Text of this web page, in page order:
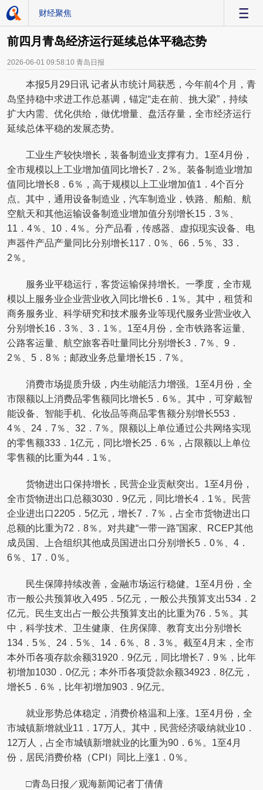
财经聚焦
前四月青岛经济运行延续总体平稳态势
2026-06-01 09:58:10 青岛日报
本报5月29日讯 记者从市统计局获悉，今年前4个月，青
岛坚持稳中求进工作总基调，锚定“走在前、挑大梁”，持续
扩大内需、优化供给，做优增量、盘活存量，全市经济运行
延续总体平稳的发展态势。
工业生产较快增长，装备制造业支撑有力。1至4月份，
全市规模以上工业增加值同比增长7．2％。装备制造业增加
值同比增长8．6％，高于规模以上工业增加值1．4个百分
点。其中，通用设备制造业，汽车制造业，铁路、船舶、航
空航天和其他运输设备制造业增加值分别增长15．3％、
11．4％、10．4％。分产品看，传感器、虚拟现实设备、电
声器件产品产量同比分别增长117．0％、66．5％、33．
2％。
服务业平稳运行，客货运输保持增长。一季度，全市规
模以上服务业企业营业收入同比增长6．1％。其中，租赁和
商务服务业、科学研究和技术服务业等现代服务业营业收入
分别增长16．3％、3．1％。1至4月份，全市铁路客运量、
公路客运量、航空旅客吞吐量同比分别增长3．7％、9．
2％、5．8％；邮政业务总量增长15．7％。
消费市场提质升级，内生动能活力增强。1至4月份，全
市限额以上消费品零售额同比增长5．6％。其中，可穿戴智
能设备、智能手机、化妆品等商品零售额分别增长553．
4％、24．7％、32．7％。限额以上单位通过公共网络实现
的零售额333．1亿元，同比增长25．6％，占限额以上单位
零售额的比重为44．1％。
货物进出口保持增长，民营企业贡献突出。1至4月份，
全市货物进出口总额3030．9亿元，同比增长4．1％。民营
企业进出口2205．5亿元，增长7．7％，占全市货物进出口
总额的比重为72．8％。对共建“一带一路”国家、RCEP其他
成员国、上合组织其他成员国进出口分别增长5．0％、4．
6％、17．0％。
民生保障持续改善，金融市场运行稳健。1至4月份，全
市一般公共预算收入495．5亿元，一般公共预算支出534．2
亿元。民生支出占一般公共预算支出的比重为76．5％。其
中，科学技术、卫生健康、住房保障、教育支出分别增长
134．5％、24．5％、14．6％、8．3％。截至4月末，全市
本外币各项存款余额31920．9亿元，同比增长7．9％，比年
初增加1030．0亿元；本外币各项贷款余额34923．8亿元，
增长5．6％，比年初增加903．9亿元。
就业形势总体稳定，消费价格温和上涨。1至4月份，全
市城镇新增就业11．17万人。其中，民营经济吸纳就业10．
12万人，占全市城镇新增就业的比重为90．6％。1至4月
份，居民消费价格（CPI）同比上涨1．0％。
□青岛日报／观海新闻记者丁倩倩